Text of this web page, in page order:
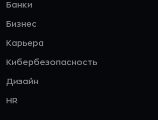
Банки
Бизнес
Карьера
Кибербезопасность
Дизайн
HR